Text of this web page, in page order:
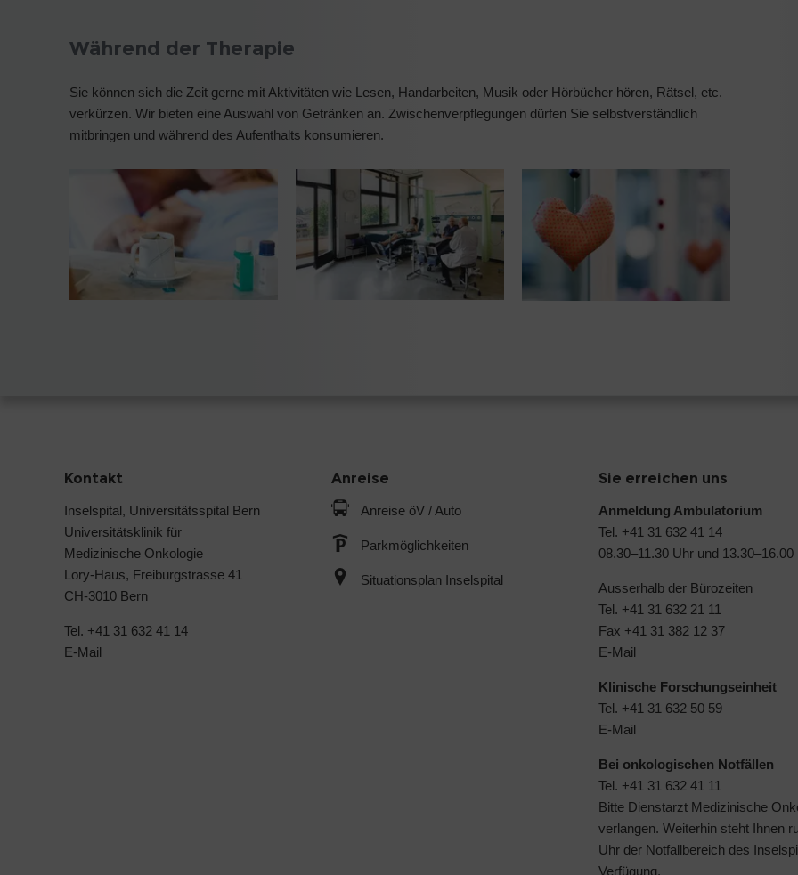
Während der Therapie
Sie können sich die Zeit gerne mit Aktivitäten wie Lesen, Handarbeiten, Musik oder Hörbücher hören, Rätsel, etc.
verkürzen. Wir bieten eine Auswahl von Getränken an. Zwischenverpflegungen dürfen Sie selbstverständlich
mitbringen und während des Aufenthalts konsumieren.
Kontakt
Inselspital, Universitätsspital Bern
Universitätsklinik für
Medizinische Onkologie
Lory-Haus, Freiburgstrasse 41
CH-3010 Bern
Tel. +41 31 632 41 14
E-Mail
Anreise
Anreise öV / Auto
Parkmöglichkeiten
Situationsplan Inselspital
Sie erreichen uns
Anmeldung Ambulatorium
Tel. +41 31 632 41 14
08.30–11.30 Uhr und 13.30–16.00
Ausserhalb der Bürozeiten
Tel. +41 31 632 21 11
Fax +41 31 382 12 37
E-Mail
Klinische Forschungseinheit
Tel. +41 31 632 50 59
E-Mail
Bei onkologischen Notfällen
Tel. +41 31 632 41 11
Bitte Dienstarzt Medizinische
verlangen. Weiterhin steht Ihnen
Uhr der Notfallbereich des
Verfügung.